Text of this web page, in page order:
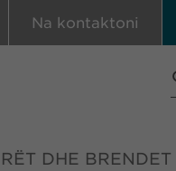
Na kontaktoni
DHE BRENDET